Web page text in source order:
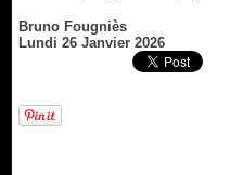
Bruno Fougniès
Lundi 26 Janvier 2026